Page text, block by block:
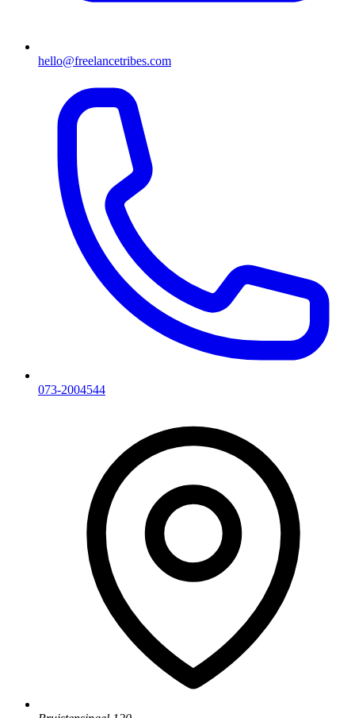
hello@freelancetribes.com
073-2004544